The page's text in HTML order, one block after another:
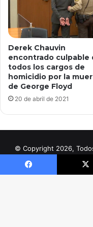
Derek Chauvin
encontrado culpable
todos los cargos de
homicidio por la
de George Floyd
20 de abril de 2021
© Copyright 2026,
Digital Noticias
Facebook X